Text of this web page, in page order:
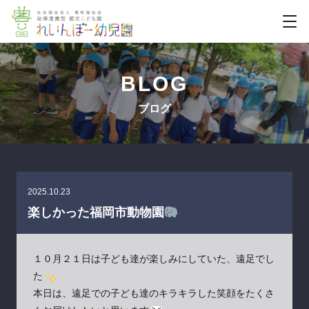
BLOG
ブログ
楽しかった福岡市動物園
2025.10.23
１０月２１日は子ども達が楽しみにしていた、遠足でし
た
本日は、遠足での子ども達のキラキラした笑顔をたくさ